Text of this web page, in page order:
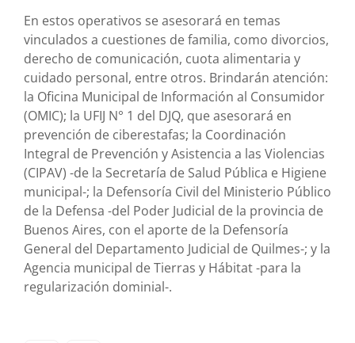
En estos operativos se asesorará en temas
vinculados a cuestiones de familia, como divorcios,
derecho de comunicación, cuota alimentaria y
cuidado personal, entre otros. Brindarán atención:
la Oficina Municipal de Información al Consumidor
(OMIC); la UFIJ N° 1 del DJQ, que asesorará en
prevención de ciberestafas; la Coordinación
Integral de Prevención y Asistencia a las Violencias
(CIPAV) -de la Secretaría de Salud Pública e Higiene
municipal-; la Defensoría Civil del Ministerio Público
de la Defensa -del Poder Judicial de la provincia de
Buenos Aires, con el aporte de la Defensoría
General del Departamento Judicial de Quilmes-; y la
Agencia municipal de Tierras y Hábitat -para la
regularización dominial-.